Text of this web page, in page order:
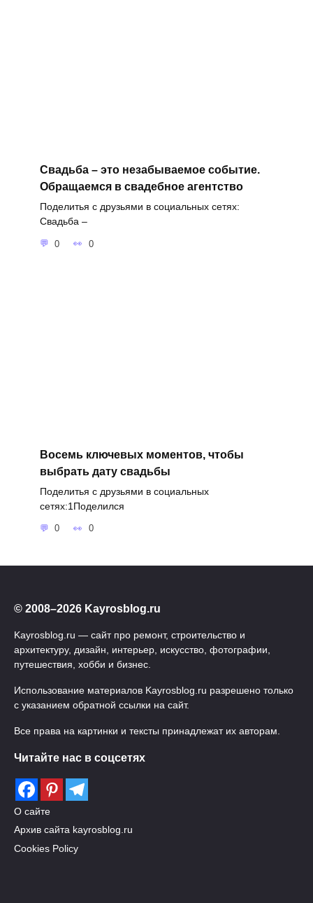
Свадьба – это незабываемое событие.
Обращаемся в свадебное агентство
Поделитья с друзьями в социальных сетях:
Свадьба –
0 0
Восемь ключевых моментов, чтобы
выбрать дату свадьбы
Поделитья с друзьями в социальных
сетях:1Поделился
0 0
© 2008–2026 Kayrosblog.ru
Kayrosblog.ru — сайт про ремонт, строительство и
архитектуру, дизайн, интерьер, искусство, фотографии,
путешествия, хобби и бизнес.
Использование материалов Kayrosblog.ru разрешено только
с указанием обратной ссылки на сайт.
Все права на картинки и тексты принадлежат их авторам.
Читайте нас в соцсетях
О сайте
Архив сайта kayrosblog.ru
Cookies Policy